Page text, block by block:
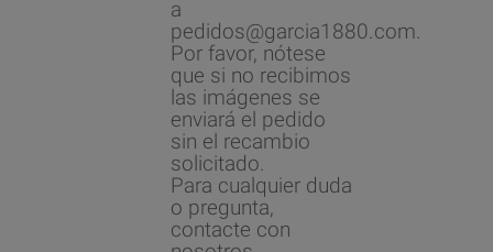
a
pedidos@garcia1880.com.
Por favor, nótese
que si no recibimos
las imágenes se
enviará el pedido
sin el recambio
solicitado.
Para cualquier duda
o pregunta,
contacte con